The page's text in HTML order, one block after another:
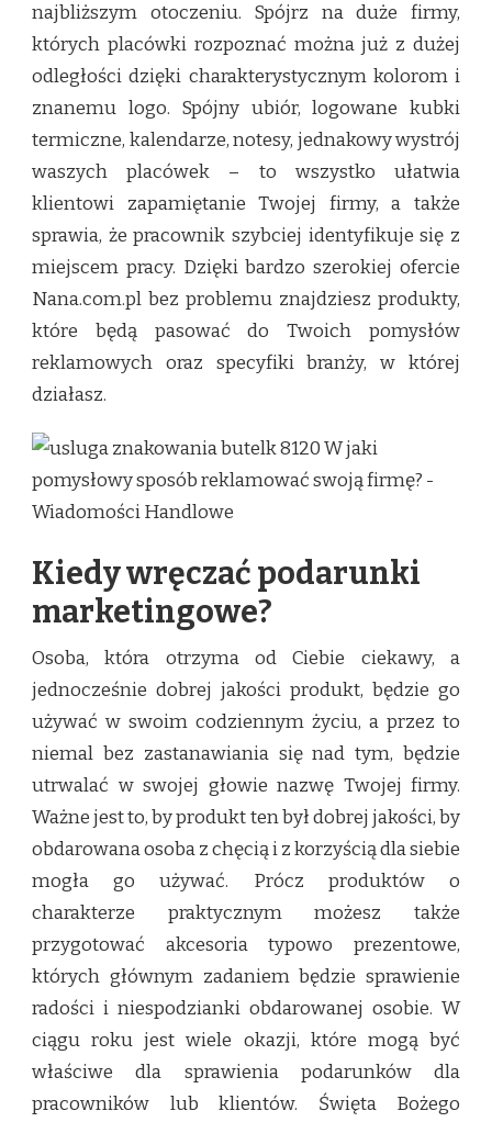
najbliższym otoczeniu. Spójrz na duże firmy,
których placówki rozpoznać można już z dużej
odległości dzięki charakterystycznym kolorom i
znanemu logo. Spójny ubiór, logowane kubki
termiczne, kalendarze, notesy, jednakowy wystrój
waszych placówek – to wszystko ułatwia
klientowi zapamiętanie Twojej firmy, a także
sprawia, że pracownik szybciej identyfikuje się z
miejscem pracy. Dzięki bardzo szerokiej ofercie
Nana.com.pl bez problemu znajdziesz produkty,
które będą pasować do Twoich pomysłów
reklamowych oraz specyfiki branży, w której
działasz.
Kiedy wręczać podarunki
marketingowe?
Osoba, która otrzyma od Ciebie ciekawy, a
jednocześnie dobrej jakości produkt, będzie go
używać w swoim codziennym życiu, a przez to
niemal bez zastanawiania się nad tym, będzie
utrwalać w swojej głowie nazwę Twojej firmy.
Ważne jest to, by produkt ten był dobrej jakości, by
obdarowana osoba z chęcią i z korzyścią dla siebie
mogła go używać. Prócz produktów o
charakterze praktycznym możesz także
przygotować akcesoria typowo prezentowe,
których głównym zadaniem będzie sprawienie
radości i niespodzianki obdarowanej osobie. W
ciągu roku jest wiele okazji, które mogą być
właściwe dla sprawienia podarunków dla
pracowników lub klientów. Święta Bożego